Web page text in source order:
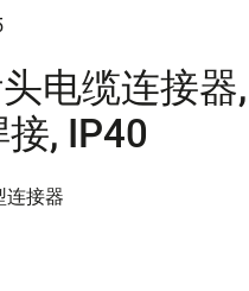
电缆连接
, IP40
连接器